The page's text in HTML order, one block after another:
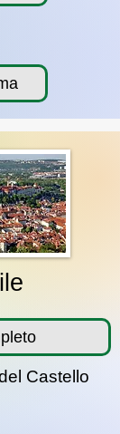
Castello